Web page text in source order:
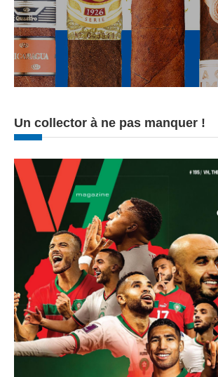
Un collector à ne pas manquer !